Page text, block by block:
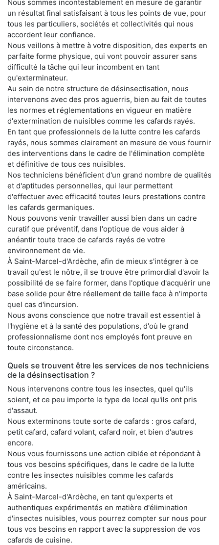
Nous sommes incontestablement en mesure de garantir
un résultat final satisfaisant à tous les points de vue, pour
tous les particuliers, sociétés et collectivités qui nous
accordent leur confiance.
Nous veillons à mettre à votre disposition, des experts en
parfaite forme physique, qui vont pouvoir assurer sans
difficulté la tâche qui leur incombent en tant
qu'exterminateur.
Au sein de notre structure de désinsectisation, nous
intervenons avec des pros aguerris, bien au fait de toutes
les normes et réglementations en vigueur en matière
d'extermination de nuisibles comme les cafards rayés.
En tant que professionnels de la lutte contre les cafards
rayés, nous sommes clairement en mesure de vous fournir
des interventions dans le cadre de l'élimination complète
et définitive de tous ces nuisibles.
Nos techniciens bénéficient d'un grand nombre de qualités
et d'aptitudes personnelles, qui leur permettent
d'effectuer avec efficacité toutes leurs prestations contre
les cafards germaniques.
Nous pouvons venir travailler aussi bien dans un cadre
curatif que préventif, dans l'optique de vous aider à
anéantir toute trace de cafards rayés de votre
environnement de vie.
À Saint-Marcel-d'Ardèche, afin de mieux s'intégrer à ce
travail qu'est le nôtre, il se trouve être primordial d'avoir la
possibilité de se faire former, dans l'optique d'acquérir une
base solide pour être réellement de taille face à n'importe
quel cas d'incursion.
Nous avons conscience que notre travail est essentiel à
l'hygiène et à la santé des populations, d'où le grand
professionnalisme dont nos employés font preuve en
toute circonstance.
Quels se trouvent être les services de nos techniciens
de la désinsectisation ?
Nous intervenons contre tous les insectes, quel qu'ils
soient, et ce peu importe le type de local qu'ils ont pris
d'assaut.
Nous exterminons toute sorte de cafards : gros cafard,
petit cafard, cafard volant, cafard noir, et bien d'autres
encore.
Nous vous fournissons une action ciblée et répondant à
tous vos besoins spécifiques, dans le cadre de la lutte
contre les insectes nuisibles comme les cafards
américains.
À Saint-Marcel-d'Ardèche, en tant qu'experts et
authentiques expérimentés en matière d'élimination
d'insectes nuisibles, vous pourrez compter sur nous pour
tous vos besoins en rapport avec la suppression de vos
cafards de cuisine.